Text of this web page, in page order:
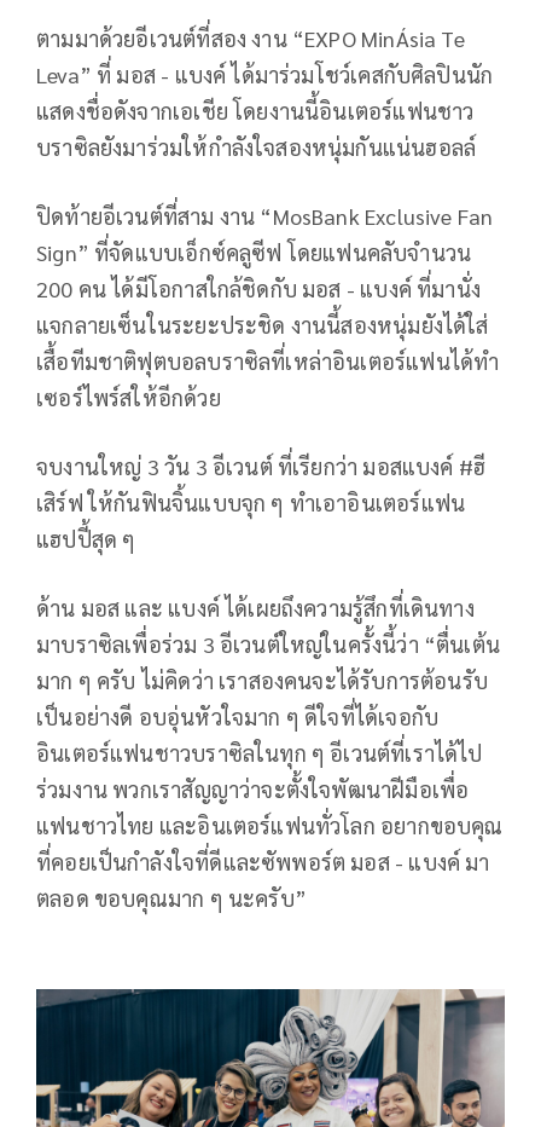
ตามมาด้วยอีเวนต์ที่สอง งาน “EXPO MinÁsia Te
Leva” ที่ มอส - แบงค์ ได้มาร่วมโชว์เคสกับศิลปินนัก
แสดงชื่อดังจากเอเชีย โดยงานนี้อินเตอร์แฟนชาว
บราซิลยังมาร่วมให้กำลังใจสองหนุ่มกันแน่นฮอลล์
ปิดท้ายอีเวนต์ที่สาม งาน “MosBank Exclusive Fan
Sign” ที่จัดแบบเอ็กซ์คลูซีฟ โดยแฟนคลับจำนวน
200 คน ได้มีโอกาสใกล้ชิดกับ มอส - แบงค์ ที่มานั่ง
แจกลายเซ็นในระยะประชิด งานนี้สองหนุ่มยังได้ใส่
เสื้อทีมชาติฟุตบอลบราซิลที่เหล่าอินเตอร์แฟนได้ทำ
เซอร์ไพร์สให้อีกด้วย
จบงานใหญ่ 3 วัน 3 อีเวนต์ ที่เรียกว่า มอสแบงค์ #ฮี
เสิร์ฟ ให้กันฟินจิ้นแบบจุก ๆ ทำเอาอินเตอร์แฟน
แฮปปี้สุด ๆ
ด้าน มอส และ แบงค์ ได้เผยถึงความรู้สึกที่เดินทาง
มาบราซิลเพื่อร่วม 3 อีเวนต์ใหญ่ในครั้งนี้ว่า “ตื่นเต้น
มาก ๆ ครับ ไม่คิดว่า เราสองคนจะได้รับการต้อนรับ
เป็นอย่างดี อบอุ่นหัวใจมาก ๆ ดีใจที่ได้เจอกับ
อินเตอร์แฟนชาวบราซิลในทุก ๆ อีเวนต์ที่เราได้ไป
ร่วมงาน พวกเราสัญญาว่าจะตั้งใจพัฒนาฝีมือเพื่อ
แฟนชาวไทย และอินเตอร์แฟนทั่วโลก อยากขอบคุณ
ที่คอยเป็นกำลังใจที่ดีและซัพพอร์ต มอส - แบงค์ มา
ตลอด ขอบคุณมาก ๆ นะครับ”